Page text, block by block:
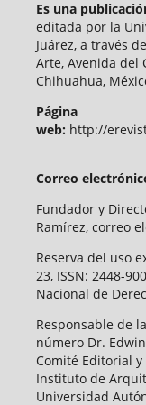
Es una
editada por la
Juárez, a través
Arte, Avenida del
Chihuahua,
Página
web: http://
Correo
Fundador y
Ramírez, correo
Reserva del uso
23, ISSN: 2448-
Nacional de
Responsable de
número Dr.
Comité Editorial
Instituto de
Universidad